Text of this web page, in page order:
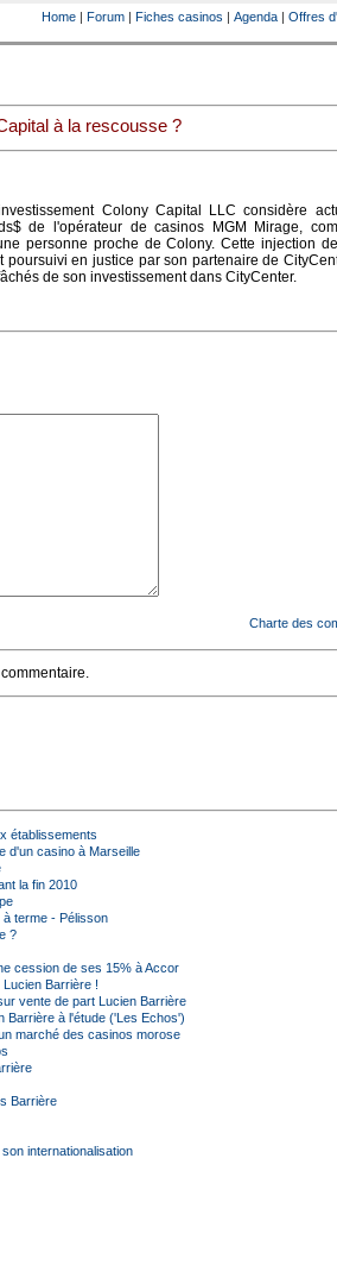
Home | Forum | Fiches casinos | Agenda | Offres
à la rescousse ?
Colony Capital LLC considère
de l'opérateur de casinos MGM Mirage,
personne proche de Colony. Cette injection
en justice par son partenaire de
de son investissement dans CityCenter.
Charte des
établissements
d'un casino à Marseille
la fin 2010
terme - Pélisson
?
cession de ses 15% à Accor
Barrière !
vente de part Lucien Barrière
Barrière à l'étude ('Les Echos')
marché des casinos morose
Barrière
internationalisation